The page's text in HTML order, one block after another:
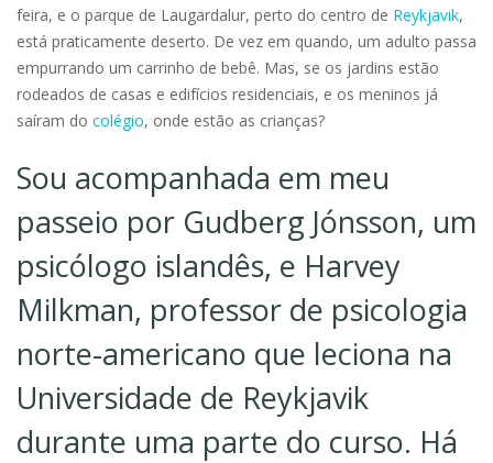
feira, e o parque de Laugardalur, perto do centro de Reykjavik,
está praticamente deserto. De vez em quando, um adulto passa
empurrando um carrinho de bebê. Mas, se os jardins estão
rodeados de casas e edifícios residenciais, e os meninos já
saíram do colégio, onde estão as crianças?
Sou acompanhada em meu
passeio por Gudberg Jónsson, um
psicólogo islandês, e Harvey
Milkman, professor de psicologia
norte-americano que leciona na
Universidade de Reykjavik
durante uma parte do curso. Há